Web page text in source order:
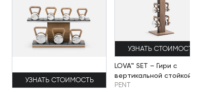
УЗНАТЬ СТОИМОСТЬ
УЗНАТЬ СТОИМОСТЬ
LOVA™ SET – Гири с
вертикальной стойкой
PENT